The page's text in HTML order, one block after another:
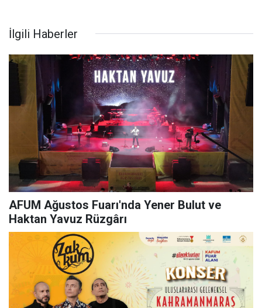
İlgili Haberler
AFUM Ağustos Fuarı'nda Yener Bulut ve
Haktan Yavuz Rüzgârı